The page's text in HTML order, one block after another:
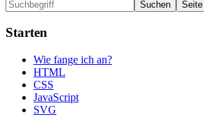
Starten
Wie fange ich an?
HTML
CSS
JavaScript
SVG